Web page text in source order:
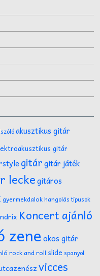
akusztikus gitár
gitár
gitárgitár játék
leckegitáros
gyermekdalokhangolás típusok
Koncert ajánló
zene okos gitár
rock and roll slide spanyol
vicces